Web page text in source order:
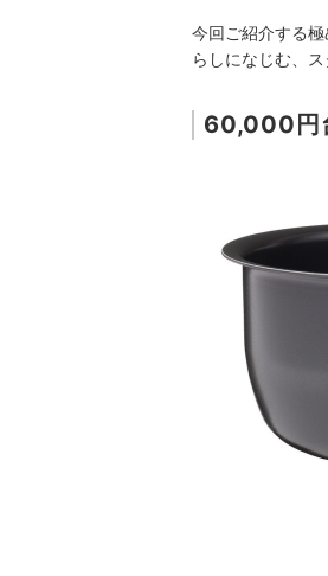
今回ご紹介する極
らしになじむ、
60,000円